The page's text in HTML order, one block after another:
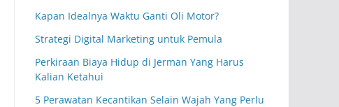
Kapan Idealnya Waktu Ganti Oli Motor?
Strategi Digital Marketing untuk Pemula
Perkiraan Biaya Hidup di Jerman Yang Harus
Kalian Ketahui
5 Perawatan Kecantikan Selain Wajah Yang Perlu